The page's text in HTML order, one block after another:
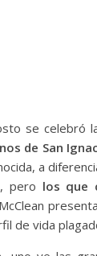
se celebró
de San
a
pero los que
de vida